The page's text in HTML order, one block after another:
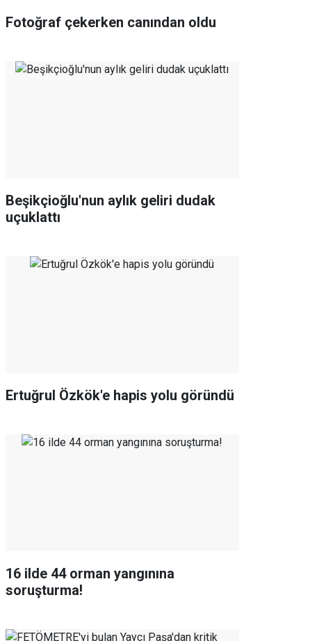
Fotoğraf çekerken canından oldu
Beşikçioğlu'nun aylık geliri dudak
uçuklattı
Ertuğrul Özkök'e hapis yolu göründü
16 ilde 44 orman yangınına
soruşturma!